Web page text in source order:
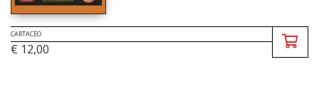
CARTACEO
€ 12,00